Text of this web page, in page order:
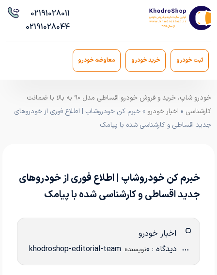
02191028011
02191028044
ثبت خودرو خرید خودرو معاوضه خودرو
خودرو شاپ، خرید و فروش خودرو اقساطی مدل ۹۰ به بالا با ضمانت
کارشناسی » اخبار خودرو » خبرم کن خودروشاپ | اطلاع فوری از خودروهای
جدید اقساطی و کارشناسی شده با پیامک
خبرم کن خودروشاپ | اطلاع فوری از خودروهای
جدید اقساطی و کارشناسی شده با پیامک
اخبار خودرو
دیدگاه : 0 نویسنده: khodroshop-editorial-team